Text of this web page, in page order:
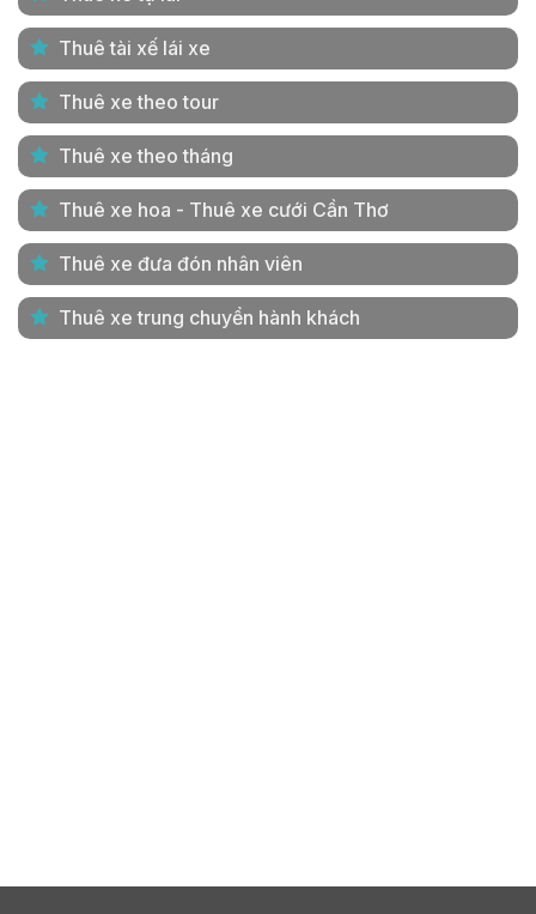
Thuê tài xế lái xe
Thuê xe theo tour
Thuê xe theo tháng
Thuê xe hoa - Thuê xe cưới Cần Thơ
Thuê xe đưa đón nhân viên
Thuê xe trung chuyển hành khách